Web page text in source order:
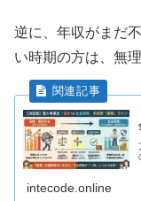
逆に、年収がまだ
い時期の方は、無
intecode.online